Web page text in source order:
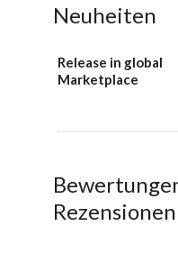
Neuheiten
Release in global
Marketplace
Rezensionen